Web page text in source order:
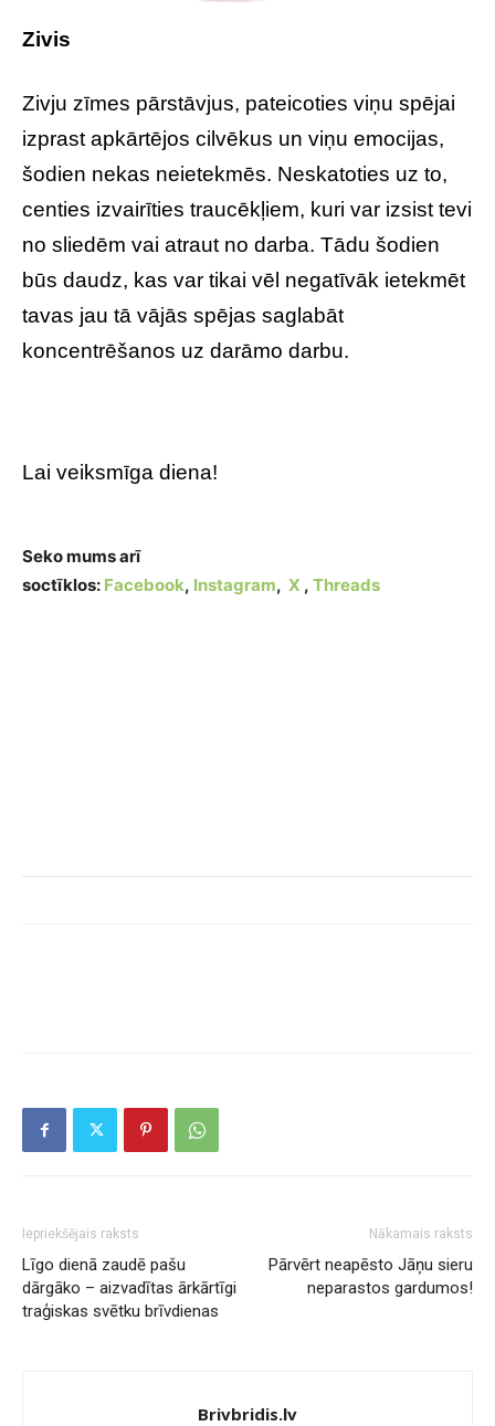
Zivis
Zivju zīmes pārstāvjus, pateicoties viņu spējai
izprast apkārtējos cilvēkus un viņu emocijas,
šodien nekas neietekmēs. Neskatoties uz to,
centies izvairīties traucēkļiem, kuri var izsist tevi
no sliedēm vai atraut no darba. Tādu šodien
būs daudz, kas var tikai vēl negatīvāk ietekmēt
tavas jau tā vājās spējas saglabāt
koncentrēšanos uz darāmo darbu.
Lai veiksmīga diena!
Seko mums arī
soctīklos: Facebook, Instagram, X , Threads
Iepriekšējais raksts
Līgo dienā zaudē pašu
dārgāko – aizvadītas ārkārtīgi
traģiskas svētku brīvdienas
Nākamais raksts
Pārvērt neapēsto Jāņu sieru
neparastos gardumos!
Brivbridis.lv